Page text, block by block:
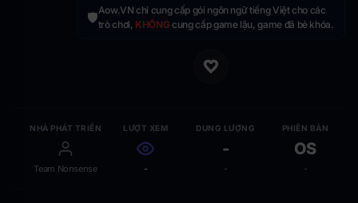
🛡️Aow.VN chỉ cung cấp gói ngôn ngữ tiếng Việt cho các
trò chơi, KHÔNGcung cấp game lậu, game đã bẻ khóa.
NHÀ PHÁT TRIỂN
Team Nonsense
LƯỢT XEM
-
DUNG LƯỢNG
-
-
PHIÊN BẢN
OS
-